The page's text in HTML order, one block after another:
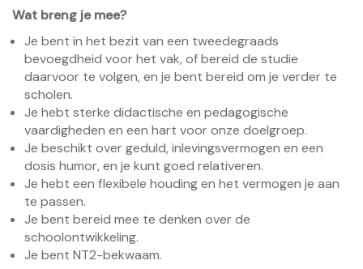
Wat breng je mee?
Je bent in het bezit van een tweedegraads
bevoegdheid voor het vak, of bereid de studie
daarvoor te volgen, en je bent bereid om je verder te
scholen.
Je hebt sterke didactische en pedagogische
vaardigheden en een hart voor onze doelgroep.
Je beschikt over geduld, inlevingsvermogen en een
dosis humor, en je kunt goed relativeren.
Je hebt een flexibele houding en het vermogen je aan
te passen.
Je bent bereid mee te denken over de
schoolontwikkeling.
Je bent NT2-bekwaam.